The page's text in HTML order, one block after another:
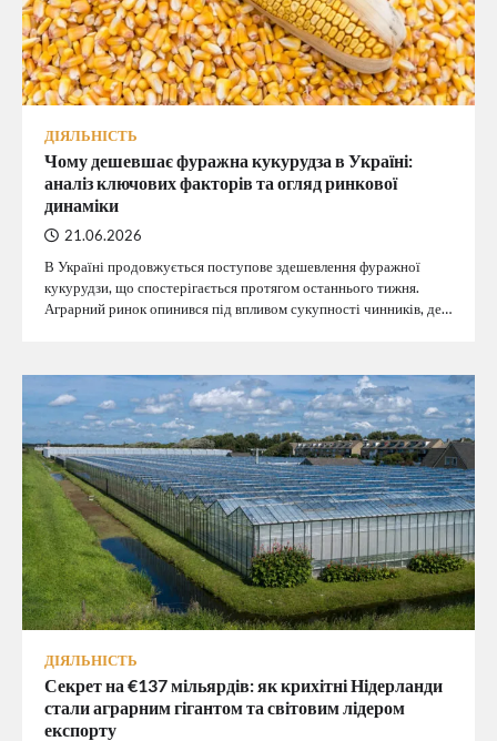
ДІЯЛЬНІСТЬ
Чому дешевшає фуражна кукурудза в Україні:
аналіз ключових факторів та огляд ринкової
динаміки
21.06.2026
В Україні продовжується поступове здешевлення фуражної
кукурудзи, що спостерігається протягом останнього тижня.
Аграрний ринок опинився під впливом сукупності чинників, де…
ДІЯЛЬНІСТЬ
Секрет на €137 мільярдів: як крихітні Нідерланди
стали аграрним гігантом та світовим лідером
експорту